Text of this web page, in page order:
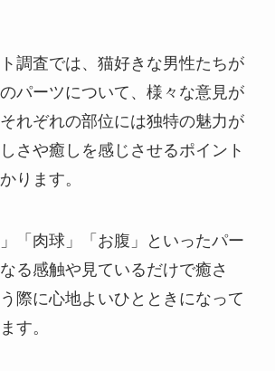
調査では、猫好きな男性たちが
パーツについて、様々な意見が
れぞれの部位には独特の魅力が
さや癒しを感じさせるポイント
ります。
「肉球」「お腹」といったパー
る感触や見ているだけで癒さ
際に心地よいひとときになって
す。